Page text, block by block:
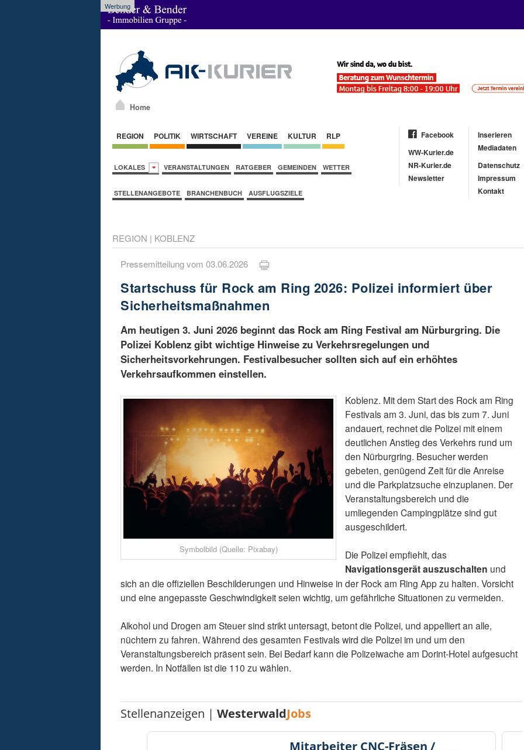
Werbung
Home
REGION POLITIK WIRTSCHAFT VEREINE KULTUR RLP
LOKALES VERANSTALTUNGEN RATGEBER GEMEINDEN WETTER
STELLENANGEBOTE BRANCHENBUCH AUSFLUGSZIELE
Facebook
WW-Kurier.de
NR-Kurier.de
Newsletter
Inserieren
Mediadaten
Datenschutz
Impressum
Kontakt
REGION | KOBLENZ
Pressemitteilung vom 03.06.2026
Startschuss für Rock am Ring 2026: Polizei informiert über
Sicherheitsmaßnahmen
Am heutigen 3. Juni 2026 beginnt das Rock am Ring Festival am Nürburgring. Die
Polizei Koblenz gibt wichtige Hinweise zu Verkehrsregelungen und
Sicherheitsvorkehrungen. Festivalbesucher sollten sich auf ein erhöhtes
Verkehrsaufkommen einstellen.
Symbolbild (Quelle: Pixabay)
Koblenz. Mit dem Start des Rock am Ring
Festivals am 3. Juni, das bis zum 7. Juni
andauert, rechnet die Polizei mit einem
deutlichen Anstieg des Verkehrs rund um
den Nürburgring. Besucher werden
gebeten, genügend Zeit für die Anreise
und die Parkplatzsuche einzuplanen. Der
Veranstaltungsbereich und die
umliegenden Campingplätze sind gut
ausgeschildert.
Die Polizei empfiehlt, das
Navigationsgerät auszuschalten und
sich an die offiziellen Beschilderungen und Hinweise in der Rock am Ring App zu halten. Vorsicht
und eine angepasste Geschwindigkeit seien wichtig, um gefährliche Situationen zu vermeiden.
Alkohol und Drogen am Steuer sind strikt untersagt, betont die Polizei, und appelliert an alle,
nüchtern zu fahren. Während des gesamten Festivals wird die Polizei im und um den
Veranstaltungsbereich präsent sein. Bei Bedarf kann die Polizeiwache am Dorint-Hotel aufgesucht
werden. In Notfällen ist die 110 zu wählen.
Stellenanzeigen |WesterwaldJobs
Mitarbeiter CNC-Fräsen /